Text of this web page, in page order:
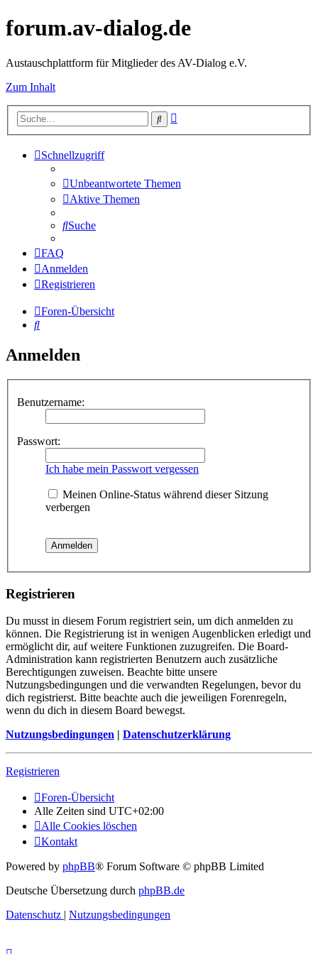
forum.av-dialog.de
Austauschplattform für Mitglieder des AV-Dialog e.V.
Zum Inhalt
Suche
Schnellzugriff
Unbeantwortete Themen
Aktive Themen
Suche
FAQ
Anmelden
Registrieren
Foren-Übersicht
Suche
Anmelden
Benutzername:
Passwort:
Ich habe mein Passwort vergessen
Meinen Online-Status während dieser Sitzung
verbergen
Registrieren
Du musst in diesem Forum registriert sein, um dich anmelden zu
können. Die Registrierung ist in wenigen Augenblicken erledigt und
ermöglicht dir, auf weitere Funktionen zuzugreifen. Die Board-
Administration kann registrierten Benutzern auch zusätzliche
Berechtigungen zuweisen. Beachte bitte unsere
Nutzungsbedingungen und die verwandten Regelungen, bevor du
dich registrierst. Bitte beachte auch die jeweiligen Forenregeln,
wenn du dich in diesem Board bewegst.
Nutzungsbedingungen | Datenschutzerklärung
Registrieren
Foren-Übersicht
Alle Zeiten sind UTC+02:00
Alle Cookies löschen
Kontakt
Powered by phpBB® Forum Software © phpBB Limited
Deutsche Übersetzung durch phpBB.de
Datenschutz | Nutzungsbedingungen